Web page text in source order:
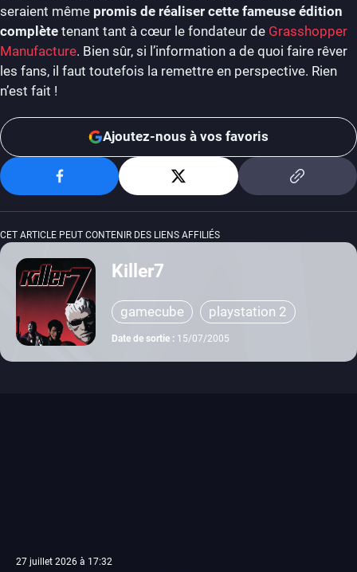
seraient même promis de réaliser cette fameuse édition
complète tenant tant à cœur le fondateur de Grasshopper
Manufacture. Bien sûr, si l’information a de quoi faire rêver
les fans, il faut toutefois la remettre en perspective. Rien
n’est fait !
Ajoutez-nous à vos favoris
CET ARTICLE PEUT CONTENIR DES LIENS AFFILIÉS
Killer7
gamecube playstation 2
Date de sortie : 15/07/2005
27 juillet 2026 à 17:32